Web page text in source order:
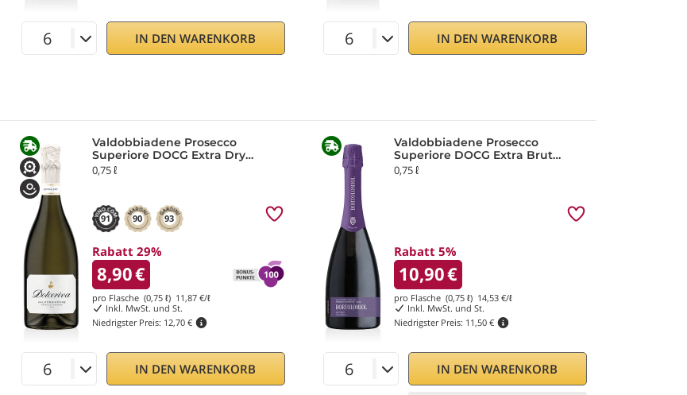
IN DEN WARENKORB IN DEN WARENKORB
Valdobbiadene Prosecco
Superiore DOCG Extra Dry
Dolceriva
0,75 ℓ
91 90 93
Rabatt 29%
8,90€
pro Flasche (0,75 ℓ) 11,87 €/ℓ
Inkl. MwSt. und St.
Niedrigster Preis: 12,70 €
IN DEN WARENKORB
Valdobbiadene Prosecco
Superiore DOCG Extra Brut
Millesimato Audax 2025
Bortolomiol
0,75 ℓ
Rabatt 5%
10,90€
pro Flasche (0,75 ℓ) 14,53 €/ℓ
Inkl. MwSt. und St.
Niedrigster Preis: 11,50 €
IN DEN WARENKORB